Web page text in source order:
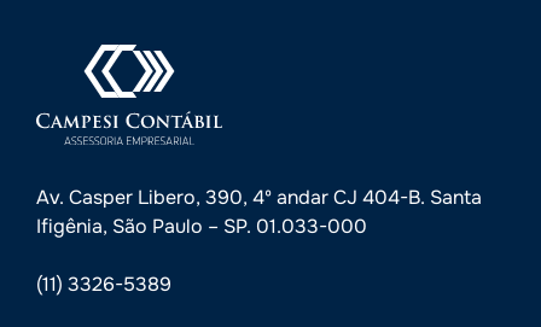
Av. Casper Libero, 390, 4º andar CJ 404-B. Santa
Ifigênia, São Paulo – SP. 01.033-000
(11) 3326-5389